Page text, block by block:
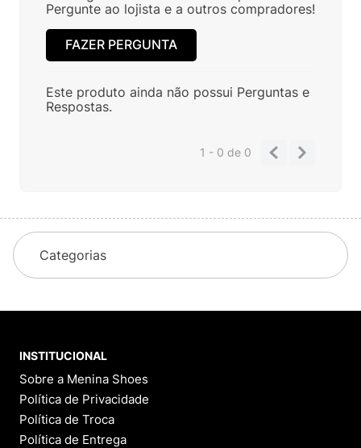
Pergunte ao lojista e a outros compradores!
FAZER PERGUNTA
Este produto ainda não possui Perguntas e
Respostas.
1 - 0de 0
Categorias
INSTITUCIONAL
Sobre a Menina Shoes
Política de Privacidade
Política de Troca
Política de Entrega